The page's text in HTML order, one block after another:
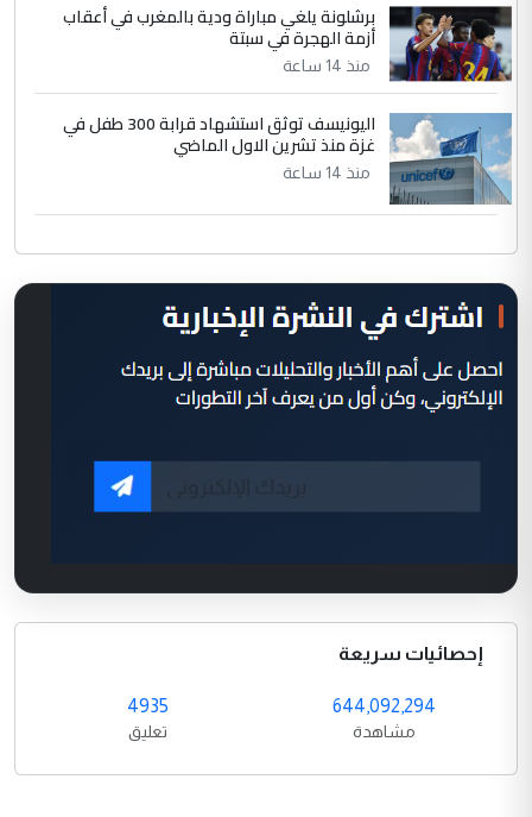
برشلونة يلغي مباراة ودية بالمغرب في أعقاب
أزمة الهجرة في سبتة
منذ 14 ساعة
اليونيسف توثق استشهاد قرابة 300 طفل في
غزة منذ تشرين الاول الماضي
منذ 14 ساعة
إحصائيات سريعة
644,092,294
مشاهدة
4935
تعليق